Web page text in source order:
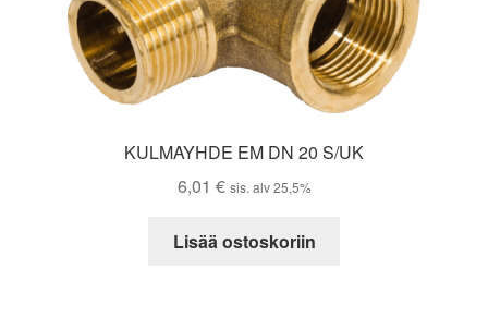
KULMAYHDE EM DN 20 S/UK
6,01 € sis. alv 25,5%
Lisää ostoskoriin